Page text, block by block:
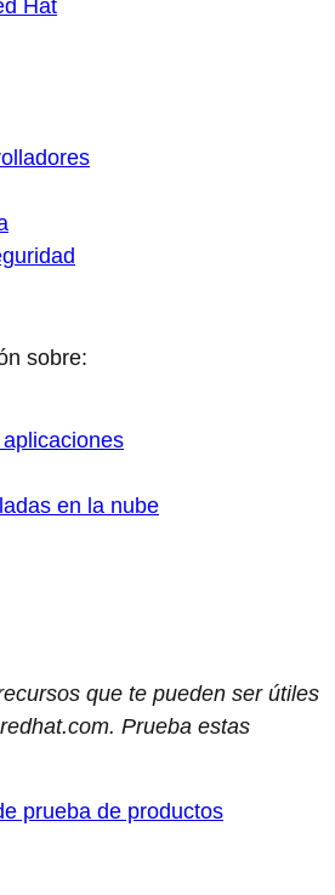
Hat
sobre:
en la nube
que te pueden ser útiles
Prueba estas
prueba de productos